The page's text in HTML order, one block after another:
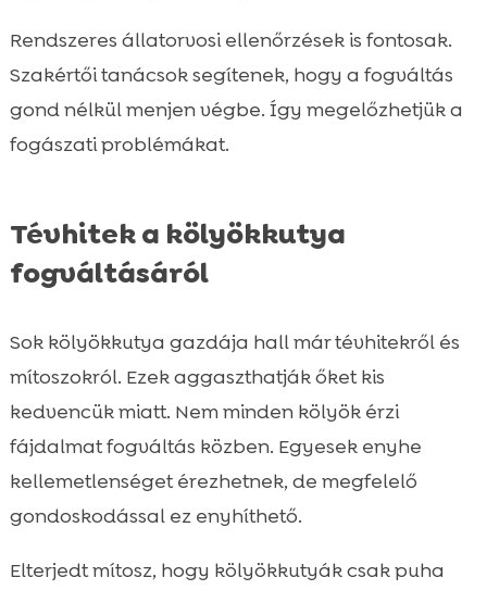
Rendszeres állatorvosi ellenőrzések is fontosak.
Szakértői tanácsok segítenek, hogy a fogváltás
gond nélkül menjen végbe. Így megelőzhetjük a
fogászati problémákat.
Tévhitek a kölyökkutya
fogváltásáról
Sok kölyökkutya gazdája hall már tévhitekről és
mítoszokról. Ezek aggaszthatják őket kis
kedvencük miatt. Nem minden kölyök érzi
fájdalmat fogváltás közben. Egyesek enyhe
kellemetlenséget érezhetnek, de megfelelő
gondoskodással ez enyhíthető.
Elterjedt mítosz, hogy kölyökkutyák csak puha